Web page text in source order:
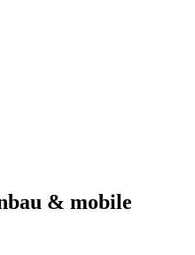
& mobile